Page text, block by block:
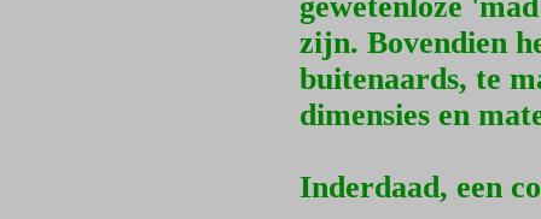
zijn. Bovendien
buitenaards, te
dimensies en
Inderdaad, een